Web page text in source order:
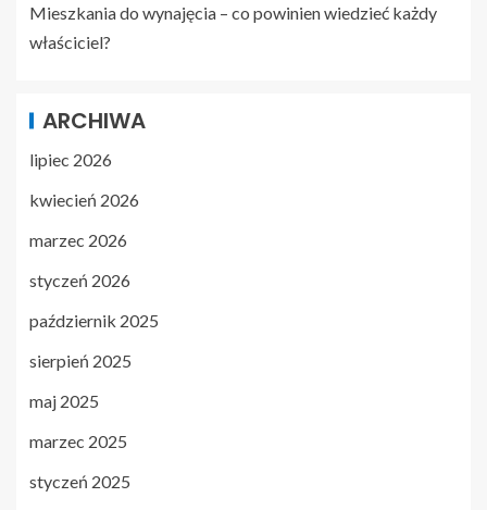
Mieszkania do wynajęcia – co powinien wiedzieć każdy
właściciel?
ARCHIWA
lipiec 2026
kwiecień 2026
marzec 2026
styczeń 2026
październik 2025
sierpień 2025
maj 2025
marzec 2025
styczeń 2025